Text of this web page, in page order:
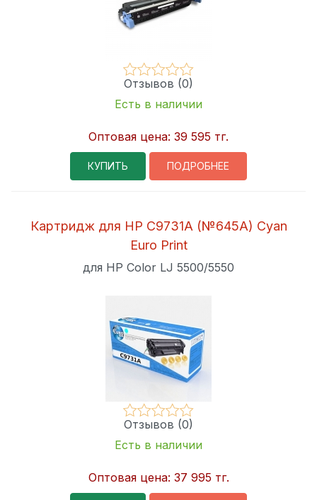
Отзывов (0)
Есть в наличии
Оптовая цена: 39 595 тг.
КУПИТЬ ПОДРОБНЕЕ
Картридж для HP C9731A (№645A) Cyan
Euro Print
для HP Color LJ 5500/5550
Отзывов (0)
Есть в наличии
Оптовая цена: 37 995 тг.